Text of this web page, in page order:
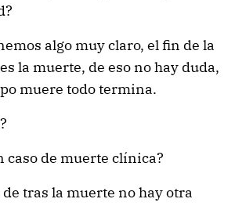
algo muy claro, el fin de la
la muerte, de eso no hay duda,
muere todo termina.
caso de muerte clínica?
tras la muerte no hay otra